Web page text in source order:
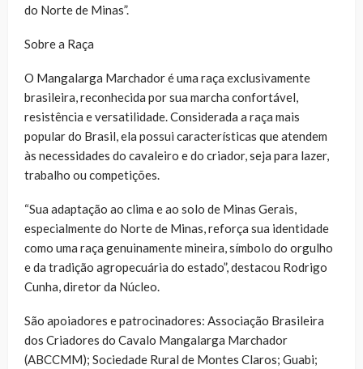
do Norte de Minas”.
Sobre a Raça
O Mangalarga Marchador é uma raça exclusivamente
brasileira, reconhecida por sua marcha confortável,
resistência e versatilidade. Considerada a raça mais
popular do Brasil, ela possui características que atendem
às necessidades do cavaleiro e do criador, seja para lazer,
trabalho ou competições.
“Sua adaptação ao clima e ao solo de Minas Gerais,
especialmente do Norte de Minas, reforça sua identidade
como uma raça genuinamente mineira, símbolo do orgulho
e da tradição agropecuária do estado”, destacou Rodrigo
Cunha, diretor da Núcleo.
São apoiadores e patrocinadores: Associação Brasileira
dos Criadores do Cavalo Mangalarga Marchador
(ABCCMM); Sociedade Rural de Montes Claros; Guabi;